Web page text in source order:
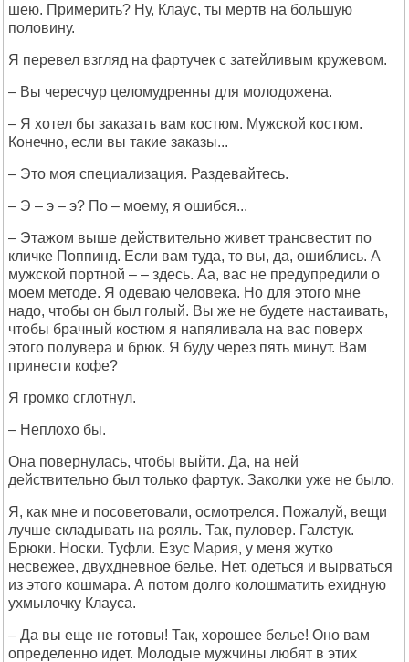
шею. Примерить? Ну, Клаус, ты мертв на большую
половину.
Я перевел взгляд на фартучек с затейливым кружевом.
– Вы чересчур целомудренны для молодожена.
– Я хотел бы заказать вам костюм. Мужской костюм.
Конечно, если вы такие заказы...
– Это моя специализация. Раздевайтесь.
– Э – э – э? По – моему, я ошибся...
– Этажом выше действительно живет трансвестит по
кличке Поппинд. Если вам туда, то вы, да, ошиблись. А
мужской портной – – здесь. Аа, вас не предупредили о
моем методе. Я одеваю человека. Но для этого мне
надо, чтобы он был голый. Вы же не будете настаивать,
чтобы брачный костюм я напяливала на вас поверх
этого полувера и брюк. Я буду через пять минут. Вам
принести кофе?
Я громко сглотнул.
– Неплохо бы.
Она повернулась, чтобы выйти. Да, на ней
действительно был только фартук. Заколки уже не было.
Я, как мне и посоветовали, осмотрелся. Пожалуй, вещи
лучше складывать на рояль. Так, пуловер. Галстук.
Брюки. Носки. Туфли. Езус Мария, у меня жутко
несвежее, двухдневное белье. Нет, одеться и вырваться
из этого кошмара. А потом долго колошматить ехидную
ухмылочку Клауса.
– Да вы еще не готовы! Так, хорошее белье! Оно вам
определенно идет. Молодые мужчины любят в этих